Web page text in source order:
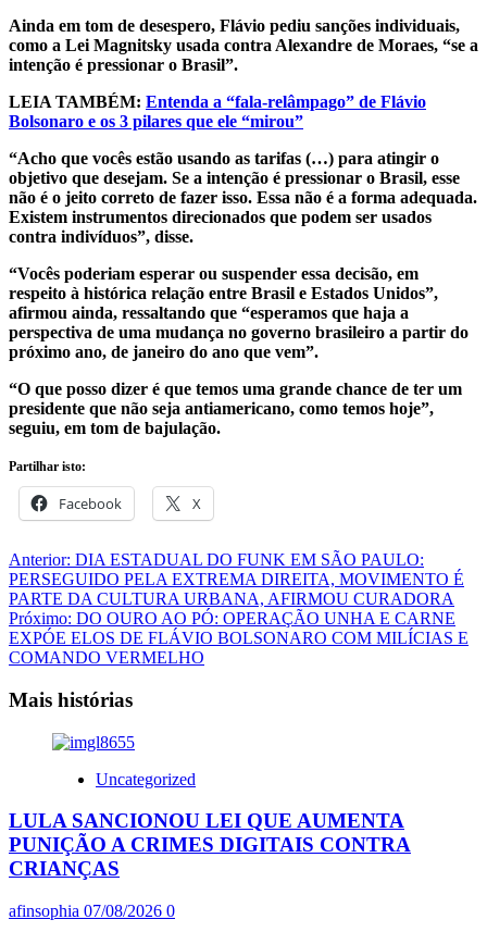
Ainda em tom de desespero, Flávio pediu sanções individuais,
como a Lei Magnitsky usada contra Alexandre de Moraes, “se a
intenção é pressionar o Brasil”.
LEIA TAMBÉM: Entenda a “fala-relâmpago” de Flávio
Bolsonaro e os 3 pilares que ele “mirou”
“Acho que vocês estão usando as tarifas (…) para atingir o
objetivo que desejam. Se a intenção é pressionar o Brasil, esse
não é o jeito correto de fazer isso. Essa não é a forma adequada.
Existem instrumentos direcionados que podem ser usados
contra indivíduos”, disse.
“Vocês poderiam esperar ou suspender essa decisão, em
respeito à histórica relação entre Brasil e Estados Unidos”,
afirmou ainda, ressaltando que “esperamos que haja a
perspectiva de uma mudança no governo brasileiro a partir do
próximo ano, de janeiro do ano que vem”.
“O que posso dizer é que temos uma grande chance de ter um
presidente que não seja antiamericano, como temos hoje”,
seguiu, em tom de bajulação.
Partilhar isto:
Facebook X
Navegação
de
artigos
Anterior: DIA ESTADUAL DO FUNK EM SÃO PAULO:
PERSEGUIDO PELA EXTREMA DIREITA, MOVIMENTO É
PARTE DA CULTURA URBANA, AFIRMOU CURADORA
Próximo: DO OURO AO PÓ: OPERAÇÃO UNHA E CARNE
EXPÓE ELOS DE FLÁVIO BOLSONARO COM MILÍCIAS E
COMANDO VERMELHO
Mais histórias
Uncategorized
LULA SANCIONOU LEI QUE AUMENTA
PUNIÇÃO A CRIMES DIGITAIS CONTRA
CRIANÇAS
afinsophia 07/08/2026 0